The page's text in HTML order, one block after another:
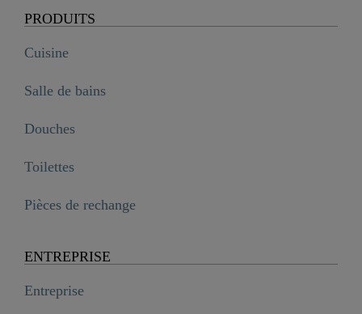
PRODUITS
Cuisine
Salle de bains
Douches
Toilettes
Pièces de rechange
ENTREPRISE
Entreprise